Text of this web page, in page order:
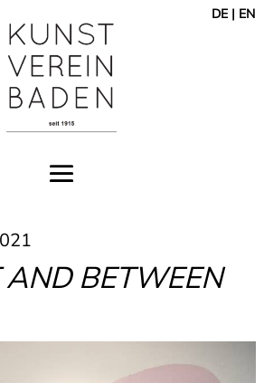
DE | EN
BETWEEN